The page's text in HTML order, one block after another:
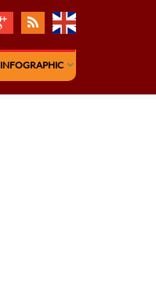
INFOGRAPHIC